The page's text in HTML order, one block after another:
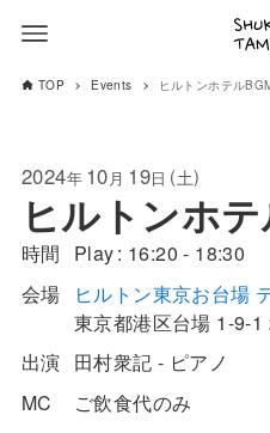
TOP Events ヒルトンホテル
2024年 10月 19日 (土)
ヒルトンホ
時間 Play 16:20 - 18:30
会場
ヒルトン東京お台場
東京都港区台場 1-9-1
出演 田村衆記 - ピアノ
MC
ご飲食代のみ